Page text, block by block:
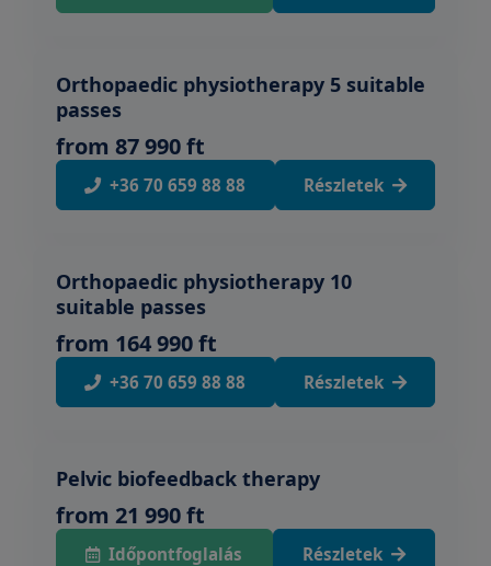
Orthopaedic physiotherapy 5 suitable
passes
from 87 990 ft
+36 70 659 88 88 Részletek
Orthopaedic physiotherapy 10
suitable passes
from 164 990 ft
+36 70 659 88 88 Részletek
Pelvic biofeedback therapy
from 21 990 ft
Időpontfoglalás Részletek